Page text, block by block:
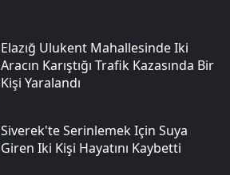
Elazığ Ulukent Mahallesinde Iki
Aracın Karıştığı Trafik Kazasında Bir
Kişi Yaralandı
Siverek'te Serinlemek Için Suya
Giren Iki Kişi Hayatını Kaybetti